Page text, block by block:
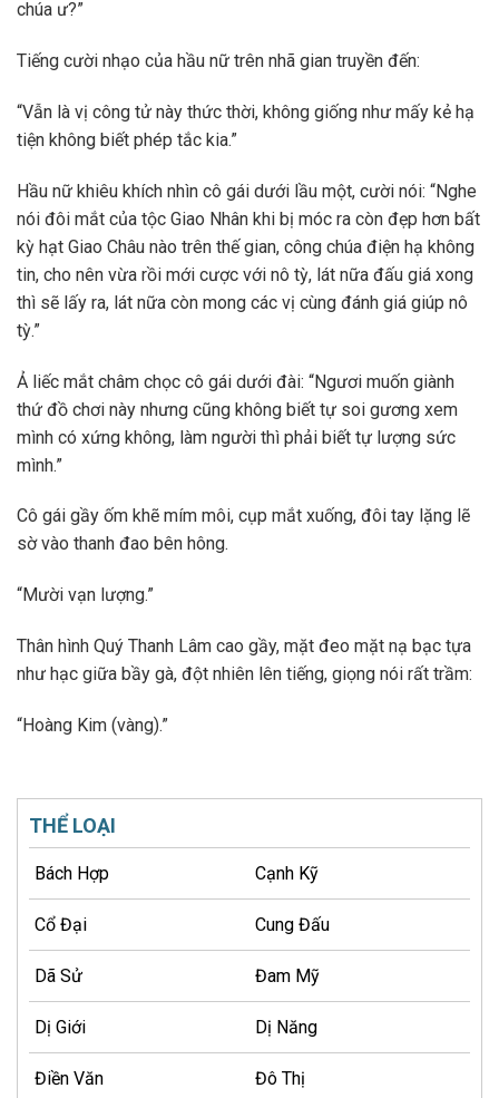
chúa ư?”
Tiếng cười nhạo của hầu nữ trên nhã gian truyền đến:
“Vẫn là vị công tử này thức thời, không giống như mấy kẻ hạ
tiện không biết phép tắc kia.”
Hầu nữ khiêu khích nhìn cô gái dưới lầu một, cười nói: “Nghe
nói đôi mắt của tộc Giao Nhân khi bị móc ra còn đẹp hơn bất
kỳ hạt Giao Châu nào trên thế gian, công chúa điện hạ không
tin, cho nên vừa rồi mới cược với nô tỳ, lát nữa đấu giá xong
thì sẽ lấy ra, lát nữa còn mong các vị cùng đánh giá giúp nô
tỳ.”
Ả liếc mắt châm chọc cô gái dưới đài: “Ngươi muốn giành
thứ đồ chơi này nhưng cũng không biết tự soi gương xem
mình có xứng không, làm người thì phải biết tự lượng sức
mình.”
Cô gái gầy ốm khẽ mím môi, cụp mắt xuống, đôi tay lặng lẽ
sờ vào thanh đao bên hông.
“Mười vạn lượng.”
Thân hình Quý Thanh Lâm cao gầy, mặt đeo mặt nạ bạc tựa
như hạc giữa bầy gà, đột nhiên lên tiếng, giọng nói rất trầm:
“Hoàng Kim (vàng).”
THỂ LOẠI
Bách Hợp Cạnh Kỹ
Cổ Đại Cung Đấu
Dã Sử Đam Mỹ
Dị Giới Dị Năng
Điền Văn Đô Thị